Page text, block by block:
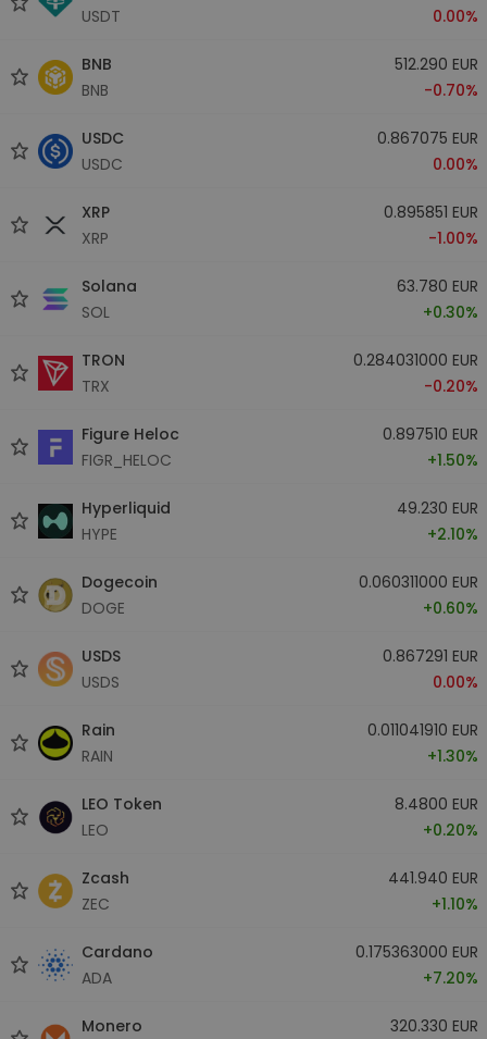
USDT
0.00%
BNB
BNB
512.290 EUR
-0.70%
USDC
USDC
0.867075 EUR
0.00%
XRP
XRP
0.895851 EUR
-1.00%
Solana
SOL
63.780 EUR
+0.30%
TRON
TRX
0.284031000 EUR
-0.20%
Figure Heloc
FIGR_HELOC
0.897510 EUR
+1.50%
Hyperliquid
HYPE
49.230 EUR
+2.10%
Dogecoin
DOGE
0.060311000 EUR
+0.60%
USDS
USDS
0.867291 EUR
0.00%
Rain
RAIN
0.011041910 EUR
+1.30%
LEO Token
LEO
8.4800 EUR
+0.20%
Zcash
ZEC
441.940 EUR
+1.10%
Cardano
ADA
0.175363000 EUR
+7.20%
Monero
320.330 EUR